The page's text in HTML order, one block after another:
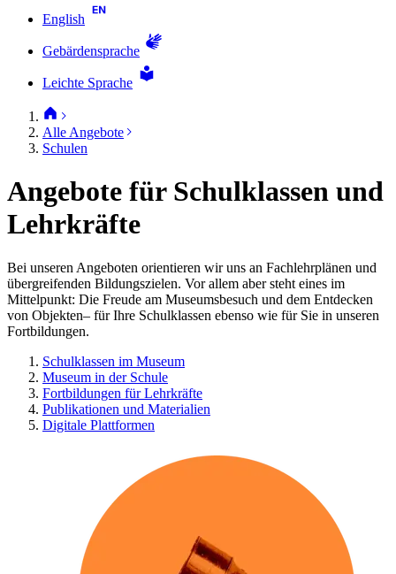
English
Gebärdensprache
Leichte Sprache
Alle Angebote
Schulen
Angebote für Schulklassen und
Lehrkräfte
Bei unseren Angeboten orientieren wir uns an Fachlehrplänen und
übergreifenden Bildungszielen. Vor allem aber steht eines im
Mittelpunkt: Die Freude am Museumsbesuch und dem Entdecken
von Objekten– für Ihre Schulklassen ebenso wie für Sie in unseren
Fortbildungen.
Schulklassen im Museum
Museum in der Schule
Fortbildungen für Lehrkräfte
Publikationen und Materialien
Digitale Plattformen